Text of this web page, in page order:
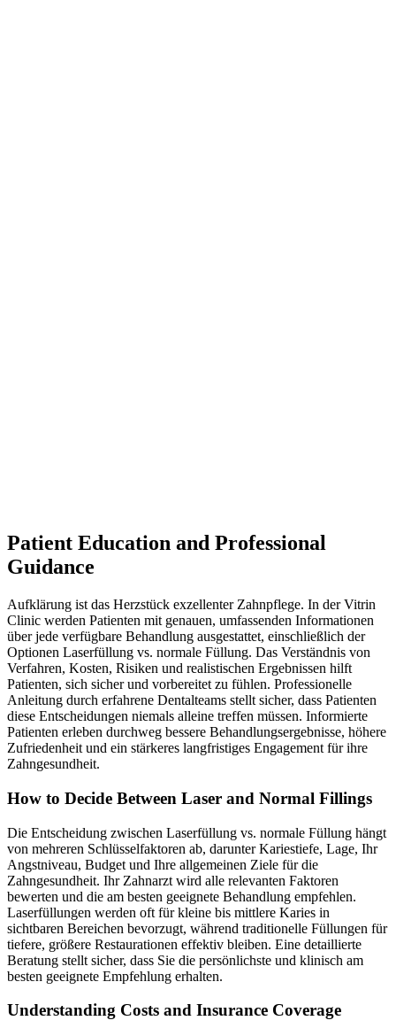
Patient Education and Professional
Guidance
Aufklärung ist das Herzstück exzellenter Zahnpflege. In der Vitrin
Clinic werden Patienten mit genauen, umfassenden Informationen
über jede verfügbare Behandlung ausgestattet, einschließlich der
Optionen Laserfüllung vs. normale Füllung. Das Verständnis von
Verfahren, Kosten, Risiken und realistischen Ergebnissen hilft
Patienten, sich sicher und vorbereitet zu fühlen. Professionelle
Anleitung durch erfahrene Dentalteams stellt sicher, dass Patienten
diese Entscheidungen niemals alleine treffen müssen. Informierte
Patienten erleben durchweg bessere Behandlungsergebnisse, höhere
Zufriedenheit und ein stärkeres langfristiges Engagement für ihre
Zahngesundheit.
How to Decide Between Laser and Normal Fillings
Die Entscheidung zwischen Laserfüllung vs. normale Füllung hängt
von mehreren Schlüsselfaktoren ab, darunter Kariestiefe, Lage, Ihr
Angstniveau, Budget und Ihre allgemeinen Ziele für die
Zahngesundheit. Ihr Zahnarzt wird alle relevanten Faktoren
bewerten und die am besten geeignete Behandlung empfehlen.
Laserfüllungen werden oft für kleine bis mittlere Karies in
sichtbaren Bereichen bevorzugt, während traditionelle Füllungen für
tiefere, größere Restaurationen effektiv bleiben. Eine detaillierte
Beratung stellt sicher, dass Sie die persönlichste und klinisch am
besten geeignete Empfehlung erhalten.
Understanding Costs and Insurance Coverage